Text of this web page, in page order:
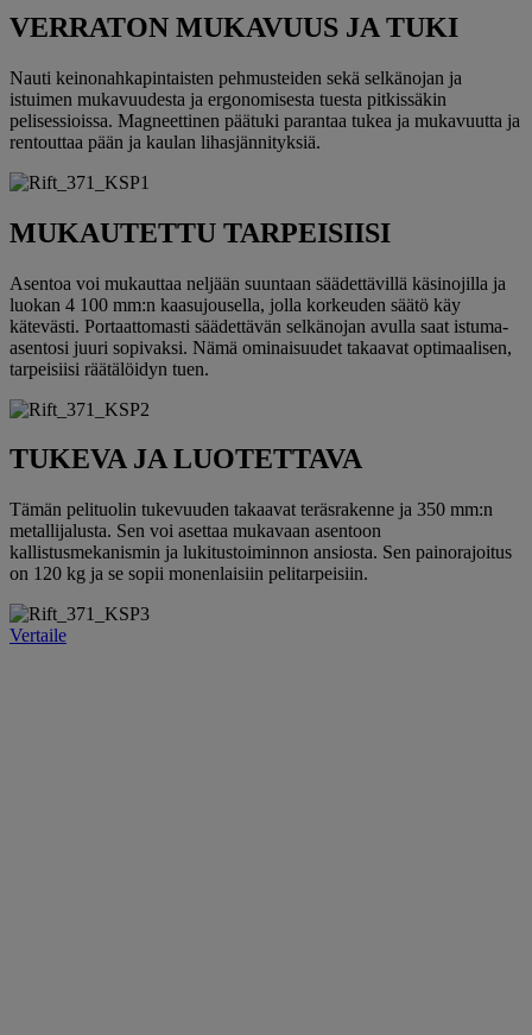
VERRATON MUKAVUUS JA TUKI
Nauti keinonahkapintaisten pehmusteiden sekä selkänojan ja
istuimen mukavuudesta ja ergonomisesta tuesta pitkissäkin
pelisessioissa. Magneettinen päätuki parantaa tukea ja mukavuutta ja
rentouttaa pään ja kaulan lihasjännityksiä.
MUKAUTETTU TARPEISIISI
Asentoa voi mukauttaa neljään suuntaan säädettävillä käsinojilla ja
luokan 4 100 mm:n kaasujousella, jolla korkeuden säätö käy
kätevästi. Portaattomasti säädettävän selkänojan avulla saat istuma-
asentosi juuri sopivaksi. Nämä ominaisuudet takaavat optimaalisen,
tarpeisiisi räätälöidyn tuen.
TUKEVA JA LUOTETTAVA
Tämän pelituolin tukevuuden takaavat teräsrakenne ja 350 mm:n
metallijalusta. Sen voi asettaa mukavaan asentoon
kallistusmekanismin ja lukitustoiminnon ansiosta. Sen painorajoitus
on 120 kg ja se sopii monenlaisiin pelitarpeisiin.
Vertaile